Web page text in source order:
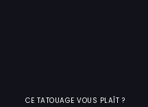
CE TATOUAGE VOUS PLAÎT ?